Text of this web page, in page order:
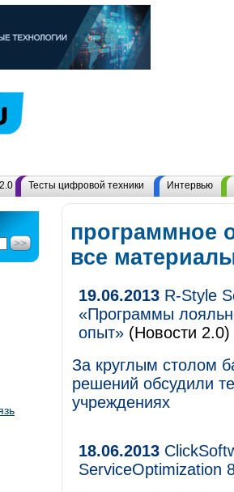
Тесты цифровой техники Интервью
программное
все
19.06.2013 R-Style
«Программы
опыт» (Новости 2.0)
За круглым столом
решений обсудили
учреждениях
18.06.2013
ServiceOptimization